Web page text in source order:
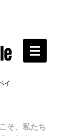
イ
そ、私たち